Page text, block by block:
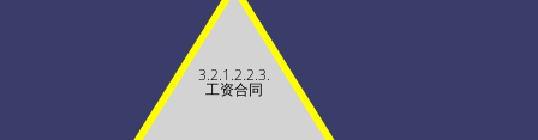
3.2.1.2.2.3.
工资合同